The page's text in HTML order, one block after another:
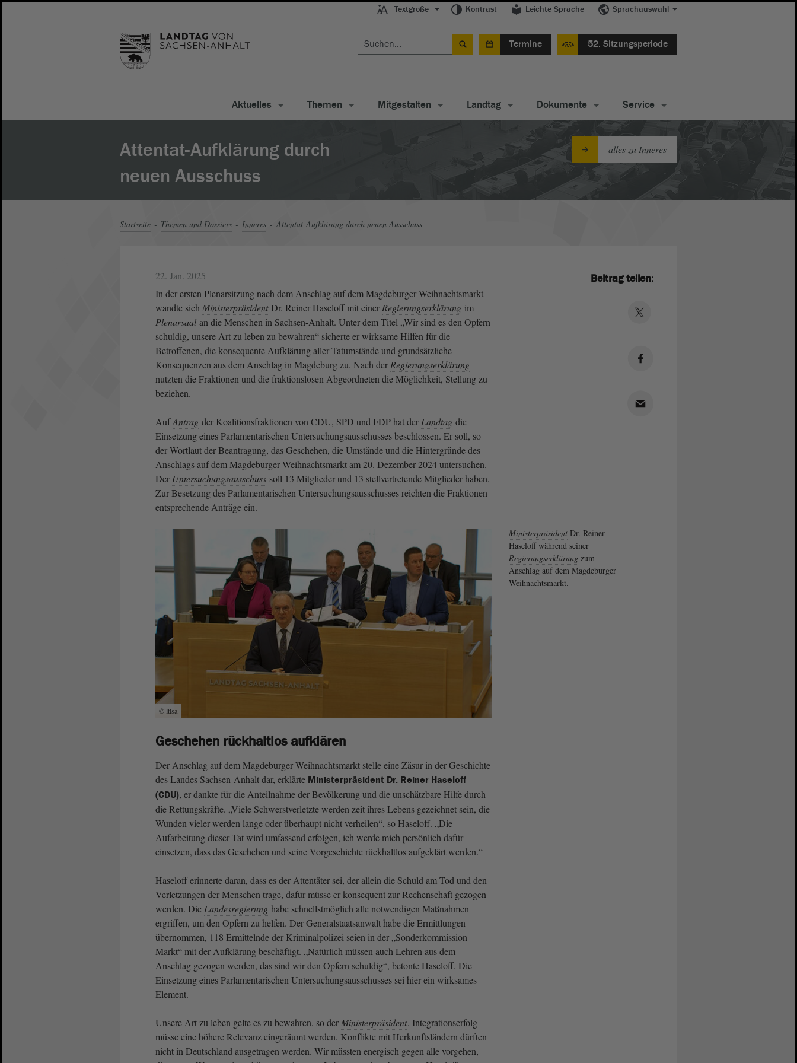
Textgröße Kontrast Leichte Sprache Sprachauswahl
Termine 52. Sitzungsperiode
Aktuelles Themen Mitgestalten Landtag Dokumente Service
Attentat-Aufklärung durch
neuen Ausschuss
alles zu Inneres
Startseite Themen und Dossiers Inneres Attentat-Aufklärung durch neuen Ausschuss
22. Jan. 2025
In der ersten Plenarsitzung nach dem Anschlag auf dem Magdeburger Weihnachtsmarkt
wandte sich Ministerpräsident Dr. Reiner Haseloff mit einer Regierungserklärung im
Plenarsaal an die Menschen in Sachsen-Anhalt. Unter dem Titel „Wir sind es den Opfern
schuldig, unsere Art zu leben zu bewahren“ sicherte er wirksame Hilfen für die
Betroffenen, die konsequente Aufklärung aller Tatumstände und grundsätzliche
Konsequenzen aus dem Anschlag in Magdeburg zu. Nach der Regierungserklärung
nutzten die Fraktionen und die fraktionslosen Abgeordneten die Möglichkeit, Stellung zu
beziehen.
AufAntrag der Koalitionsfraktionen von CDU, SPD und FDP hat der Landtag die
Einsetzung eines Parlamentarischen Untersuchungsausschusses beschlossen. Er soll, so
der Wortlaut der Beantragung, das Geschehen, die Umstände und die Hintergründe des
Anschlags auf dem Magdeburger Weihnachtsmarkt am 20. Dezember 2024 untersuchen.
Der Untersuchungsausschuss soll 13 Mitglieder und 13 stellvertretende Mitglieder haben.
Zur Besetzung des Parlamentarischen Untersuchungsausschusses reichten die Fraktionen
entsprechende Anträge ein.
© ltlsa
MinisterpräsidentDr. Reiner
Haseloff während seiner
Regierungserklärungzum
Anschlag auf dem Magdeburger
Weihnachtsmarkt.
Geschehen rückhaltlos aufklären
Der Anschlag auf dem Magdeburger Weihnachtsmarkt stelle eine Zäsur in der Geschichte
des Landes Sachsen-Anhalt dar, erklärte Ministerpräsident Dr. Reiner Haseloff
(CDU), er dankte für die Anteilnahme der Bevölkerung und die unschätzbare Hilfe durch
die Rettungskräfte. „Viele Schwerstverletzte werden zeit ihres Lebens gezeichnet sein, die
Wunden vieler werden lange oder überhaupt nicht verheilen“, so Haseloff. „Die
Aufarbeitung dieser Tat wird umfassend erfolgen, ich werde mich persönlich dafür
einsetzen, dass das Geschehen und seine Vorgeschichte rückhaltlos aufgeklärt werden.“
Haseloff erinnerte daran, dass es der Attentäter sei, der allein die Schuld am Tod und den
Verletzungen der Menschen trage, dafür müsse er konsequent zur Rechenschaft gezogen
werden. Die Landesregierung habe schnellstmöglich alle notwendigen Maßnahmen
ergriffen, um den Opfern zu helfen. Der Generalstaatsanwalt habe die Ermittlungen
übernommen, 118 Ermittelnde der Kriminalpolizei seien in der „Sonderkommission
Markt“ mit der Aufklärung beschäftigt. „Natürlich müssen auch Lehren aus dem
Anschlag gezogen werden, das sind wir den Opfern schuldig“, betonte Haseloff. Die
Einsetzung eines Parlamentarischen Untersuchungsausschusses sei hier ein wirksames
Element.
Unsere Art zu leben gelte es zu bewahren, so der Ministerpräsident. Integrationserfolg
müsse eine höhere Relevanz eingeräumt werden. Konflikte mit Herkunftsländern dürften
nicht in Deutschland ausgetragen werden. Wir müssten energisch gegen alle vorgehen,
Beitrag teilen: